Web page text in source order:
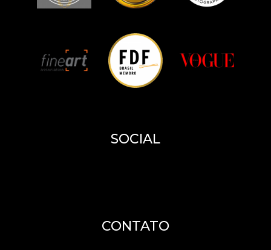
SOCIAL
CONTATO